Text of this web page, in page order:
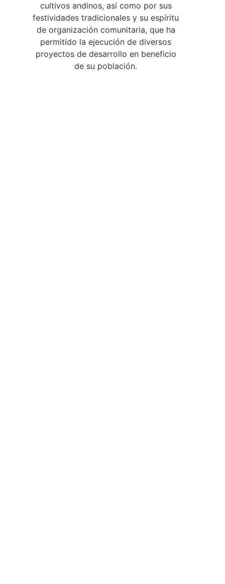
cultivos andinos, así como por sus
festividades tradicionales y su espíritu
de organización comunitaria, que ha
permitido la ejecución de diversos
proyectos de desarrollo en beneficio
de su población.